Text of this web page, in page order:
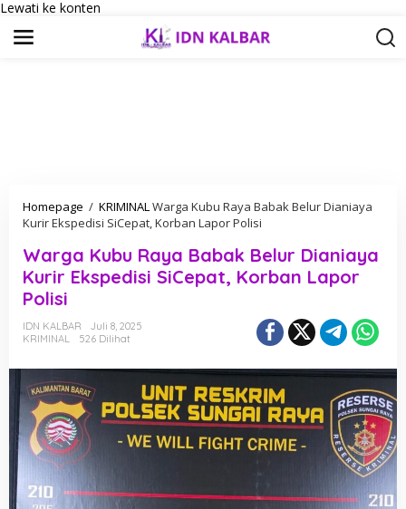
Lewati ke konten
Homepage / KRIMINALWarga Kubu Raya Babak Belur Dianiaya
Kurir Ekspedisi SiCepat, Korban Lapor Polisi
Warga Kubu Raya Babak Belur Dianiaya
Kurir Ekspedisi SiCepat, Korban Lapor
Polisi
IDN KALBAR
Juli 8, 2025
KRIMINAL
526 Dilihat